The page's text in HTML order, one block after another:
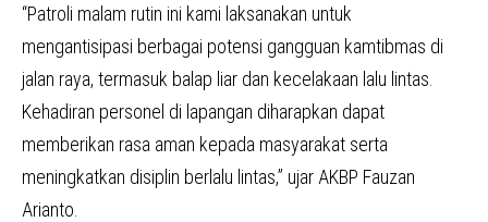
“Patroli malam rutin ini kami laksanakan untuk
mengantisipasi berbagai potensi gangguan kamtibmas di
jalan raya, termasuk balap liar dan kecelakaan lalu lintas.
Kehadiran personel di lapangan diharapkan dapat
memberikan rasa aman kepada masyarakat serta
meningkatkan disiplin berlalu lintas,” ujar AKBP Fauzan
Arianto.